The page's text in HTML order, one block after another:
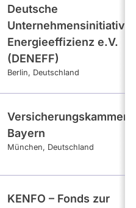
Deutsche
Unternehmensinitiative
Energieeffizienz e.V.
(DENEFF)
Berlin Deutschland
Versicherungskammer
Bayern
München Deutschland
KENFO – Fonds zur